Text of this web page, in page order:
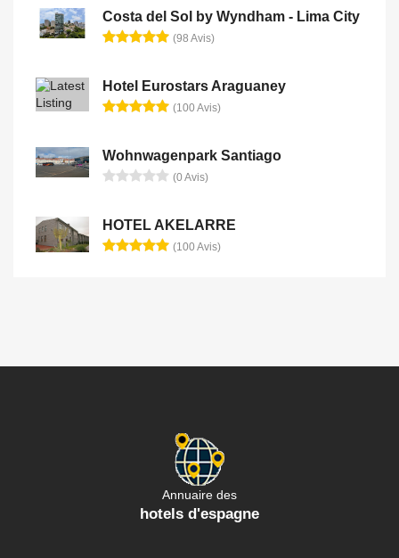
Costa del Sol by Wyndham - Lima City
(98 Avis)
Hotel Eurostars Araguaney
(100 Avis)
Wohnwagenpark Santiago
(0 Avis)
HOTEL AKELARRE
(100 Avis)
Annuaire des
hotels d'espagne